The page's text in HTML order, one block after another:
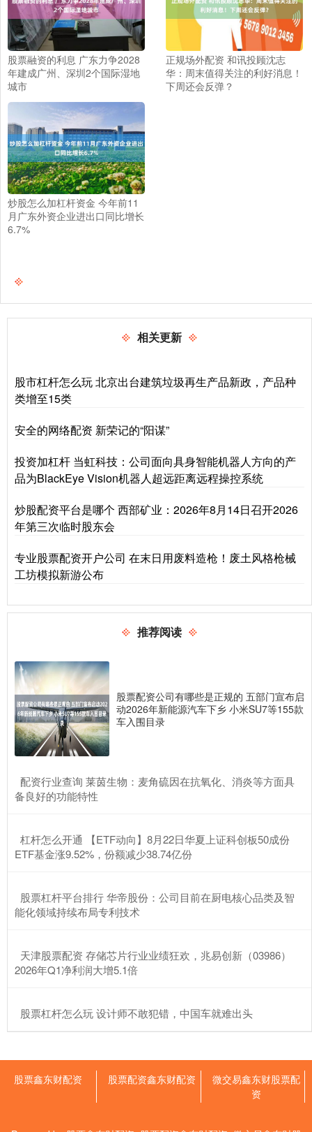
股票融资的利息 广东力争2028
年建成广州、深圳2个国际湿地
城市
正规场外配资 和讯投顾沈志
华：周末值得关注的利好消息！
下周还会反弹？
炒股怎么加杠杆资金 今年前11
月广东外资企业进出口同比增长
6.7%
相关更新
股市杠杆怎么玩 北京出台建筑垃圾再生产品新政，产品种
类增至15类
安全的网络配资 新荣记的“阳谋”
投资加杠杆 当虹科技：公司面向具身智能机器人方向的产
品为BlackEye Vision机器人超远距离远程操控系统
炒股配资平台是哪个 西部矿业：2026年8月14日召开2026
年第三次临时股东会
专业股票配资开户公司 在末日用废料造枪！废土风格枪械
工坊模拟新游公布
推荐阅读
股票配资公司有哪些是正规的 五部门宣布启
动2026年新能源汽车下乡 小米SU7等155款
车入围目录
​配资行业查询 莱茵生物：麦角硫因在抗氧化、消炎等方面具
备良好的功能特性
​杠杆怎么开通 【ETF动向】8月22日华夏上证科创板50成份
ETF基金涨9.52%，份额减少38.74亿份
​股票杠杆平台排行 华帝股份：公司目前在厨电核心品类及智
能化领域持续布局专利技术
​天津股票配资 存储芯片行业业绩狂欢，兆易创新（03986）
2026年Q1净利润大增5.1倍
​股票杠杆怎么玩 设计师不敢犯错，中国车就难出头
股票鑫东财配资 股票配资鑫东财配资
微交易鑫东财股票配
资